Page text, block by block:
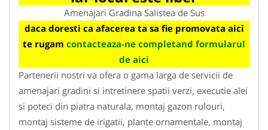
Amenajari Gradina Salistea de Sus
daca doresti ca afacerea ta sa fie promovata aici
te rugam contacteaza-ne completand formularul
de aici
Partenerii nostri va ofera o gama larga de servicii de
amenajari gradini si intretinere spatii verzi, executie alei
si poteci din piatra naturala, montaj gazon rulouri,
montaj sisteme de irigatii, plante ornamentale, montaj